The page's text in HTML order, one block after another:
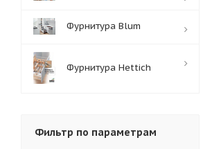
Фурнитура Blum
Фурнитура Hettich
Фильтр по параметрам